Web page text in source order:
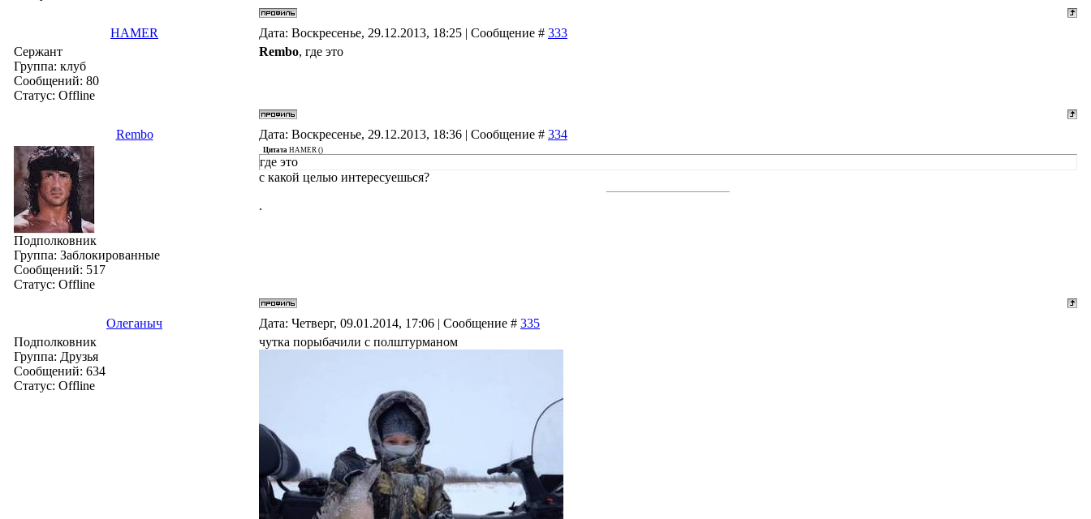
HAMER Дата: Воскресенье, 29.12.2013, 18:25 | Сообщение # 333
Сержант
Группа: клуб
Сообщений: 80
Статус: Offline
Rembo, где это
Rembo Дата: Воскресенье, 29.12.2013, 18:36 | Сообщение # 334
Подполковник
Группа: Заблокированные
Сообщений: 517
Статус: Offline
Цитата HAMER ()
где это
с какой целью интересуешься?
.
Олеганыч Дата: Четверг, 09.01.2014, 17:06 | Сообщение # 335
Подполковник
Группа: Друзья
Сообщений: 634
Статус: Offline
чутка порыбачили с полштурманом